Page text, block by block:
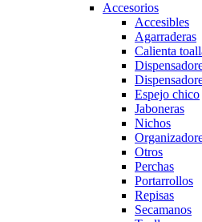
Accesorios
Accesibles
Agarraderas
Calienta
Espejo chico
Jaboneras
Nichos
Otros
Perchas
Portarrollos
Repisas
Secamanos